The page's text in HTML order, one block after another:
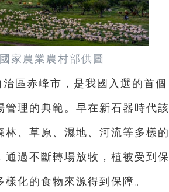
家農業農村部供圖
區赤峰市，是我國入選的首個
理的典範。早在新石器時代該
、草原、濕地、河流等多樣的
過不斷轉場放牧，植被受到保
化的食物來源得到保障。